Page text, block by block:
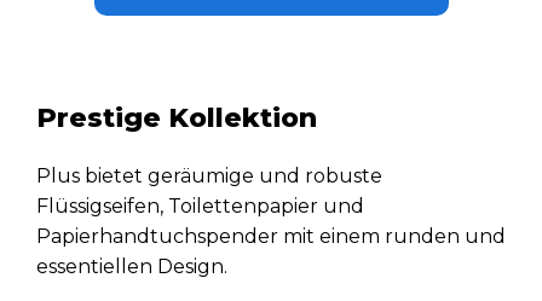
Prestige Kollektion
Plus bietet geräumige und robuste
Flüssigseifen, Toilettenpapier und
Papierhandtuchspender mit einem runden und
essentiellen Design.